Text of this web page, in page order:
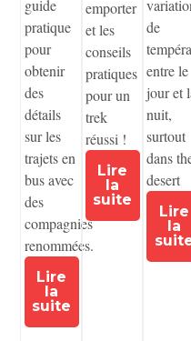
guide
pratique
pour
obtenir
des
détails
sur les
trajets en
bus avec
des
compagnies
renommées.
Lire
la
suite
emporter
et les
conseils
pratiques
pour un
trek
réussi !
Lire
la
suite
de
entre le
jour et
nuit,
surtout
dans
desert
Lire
la